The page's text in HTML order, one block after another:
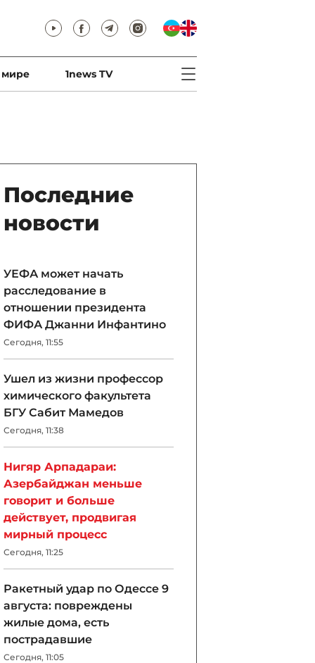
мире 1news TV
Последние
новости
УЕФА может начать
расследование в
отношении президента
ФИФА Джанни Инфантино
Сегодня, 11:55
Ушел из жизни профессор
химического факультета
БГУ Сабит Мамедов
Сегодня, 11:38
Нигяр Арпадараи:
Азербайджан меньше
говорит и больше
действует, продвигая
мирный процесс
Сегодня, 11:25
Ракетный удар по Одессе 9
августа: повреждены
жилые дома, есть
пострадавшие
Сегодня, 11:05